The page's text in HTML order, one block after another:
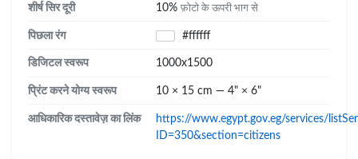
शीर्ष सिर दूरी 10% फ़ोटो के ऊपरी भाग से
पिछला रंग #ffffff
डिजिटल स्वरूप 1000x1500
प्रिंट करने योग्य स्वरूप 10 × 15 cm — 4" × 6"
आधिकारिक दस्तावेज़ का लिंक
https://www.egypt.gov.eg/services/
ID=350&section=citizens